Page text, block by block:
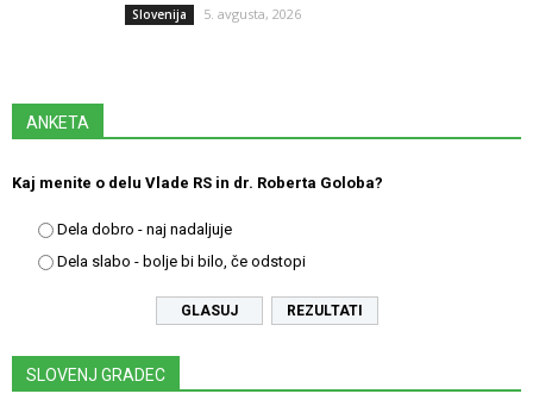
Slovenija 5. avgusta, 2026
ANKETA
Kaj menite o delu Vlade RS in dr. Roberta Goloba?
Dela dobro - naj nadaljuje
Dela slabo - bolje bi bilo, če odstopi
REZULTATI
SLOVENJ GRADEC